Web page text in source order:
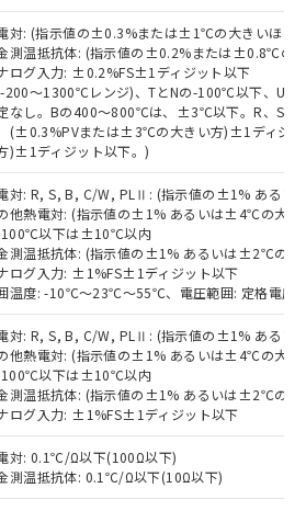
対: (指示値の±0.3%または±1℃の大きいほう
測温抵抗体: (指示値の±0.2%または±0.8℃の
ログ入力: ±0.2%FS±1ディジット以下
200～1300℃レンジ)、TとNの-100℃以下、U
なし。Bの400～800℃は、±3℃以下。R、S
(±0.3%PVまたは±3℃の大きい方)±1ディジ
)±1ディジット以下。)
対: R, S, B, C/W, PLⅡ: (指示値の±1% ある
他熱電対: (指示値の±1% あるいは±4℃の大き
100℃以下は±10℃以内
測温抵抗体: (指示値の±1% あるいは±2℃の大
ログ入力: ±1%FS±1ディジット以下
温度: -10℃～23℃～55℃、電圧範囲: 定格電圧
対: R, S, B, C/W, PLⅡ: (指示値の±1% ある
他熱電対: (指示値の±1% あるいは±4℃の大き
100℃以下は±10℃以内
測温抵抗体: (指示値の±1% あるいは±2℃の大
ログ入力: ±1%FS±1ディジット以下
対: 0.1℃/Ω以下(100Ω以下)
測温抵抗体: 0.1℃/Ω以下(10Ω以下)
。
および標準価格結果を当社の
諾なく第三者に漏洩または開
ようお願いします。
ツ機能（部品リスト作成サー
ご利用いただくには、I-Web
ズにご登録されている必要が
。
当ウェブサイト上で当社にご
た部品リストについて、当社
社の共同利用者が、当社の製
ビスに関するお客様との取
に必要な範囲で利用すること
同利用者とは、"個人情報
用に関して"
の「1.共同利
囲」に記載されている法人を
。
月
り替え状況などにより、予定
とがあります。
明書ダウンロード
証明書をダウンロードするこ
10物質）の非含有証明書
有証明書（当社基準）
行日時点で非含有を証明す
に遡って非含有を証明する
令のフタル酸エステル類４
は、対応完了までの期間は出
品が混在することから備考
使用期限
物質（10物質）のすべてが基
ことを示します。
の使用状況下において有害物
えいし、環境に深刻な影響を
を意味します。
認です。当社販売部門へお問
い。
しません。
貴社製品を第三者に販売する
上記1、2および3の内容を当
に通知します。また当社は、
よび販売に係わる関係者が違
するおそれがある場合は、取
いたしません。
キャンセル
販売店・当社販売員にご確
ださい)
生産機種、また在庫状況の
を公開していない機種